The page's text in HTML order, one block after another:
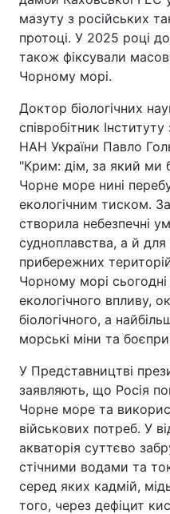
мазуту з російських
протоці. У 2025 році
також фіксували
Чорному морі.
Доктор біологічних
співробітник
НАН України Павло
"Крим: дім, за який ми
Чорне море нині
екологічним тиском.
створила небезпечні
судноплавства, а й
прибережних
Чорному морі
екологічного впливу,
біологічного, а
морські міни та
У Представництві
заявляють, що Росія
Чорне море та
військових потреб. У
акваторія суттєво
стічними водами та
серед яких кадмій,
того, через дефіцит